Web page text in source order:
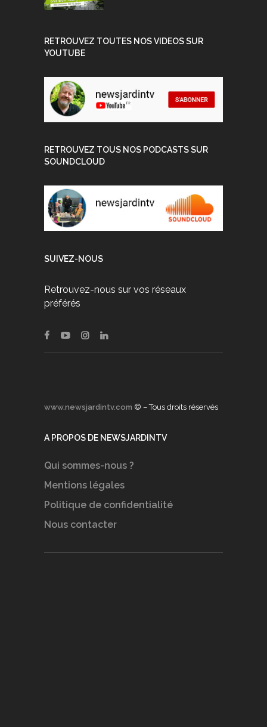
RETROUVEZ TOUTES NOS VIDEOS SUR
YOUTUBE
RETROUVEZ TOUS NOS PODCASTS SUR
SOUNDCLOUD
SUIVEZ-NOUS
Retrouvez-nous sur vos réseaux
préférés
www.newsjardintv.com © – Tous droits réservés
A PROPOS DE NEWSJARDINTV
Qui sommes-nous ?
Mentions légales
Politique de confidentialité
Nous contacter